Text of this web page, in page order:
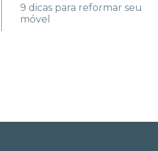
9 dicas para reformar seu
móvel